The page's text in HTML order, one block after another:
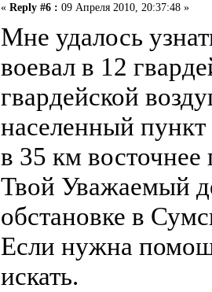
« Reply #6 : 09 Апреля 2010, 20:37:48 »
Мне удалось
воевал в 12
гвардейской
населенный пункт
в 35 км восточнее
Твой Уважаемый
обстановке в
Если нужна
искать.